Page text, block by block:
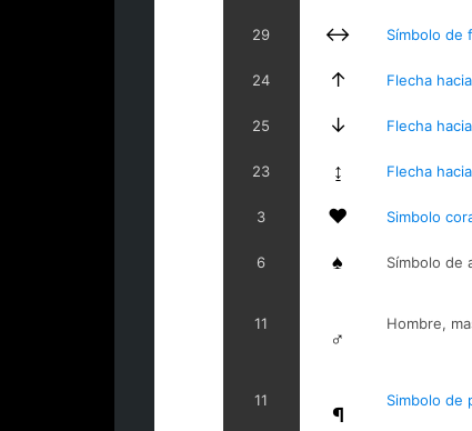
29 ↔ Símbolo de
24 ↑ Flecha
25 ↓ Flecha
23 ↨ Flecha
3 ♥ Simbolo
6 ♠ Símbolo de
11
♂
Hombre,
11
¶
Simbolo de